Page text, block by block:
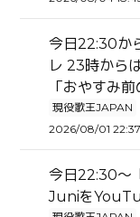
今日22:30か
レ 23時から
「おやすみ
現役歌王JAPAN
2026/08/01 22:37
今日22:30～
Juniを